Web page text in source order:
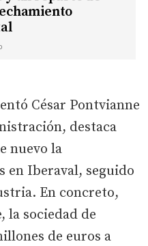
César Pontvianne
destaca
nuevo la
en Iberaval, seguido
En concreto,
la sociedad de
de euros a